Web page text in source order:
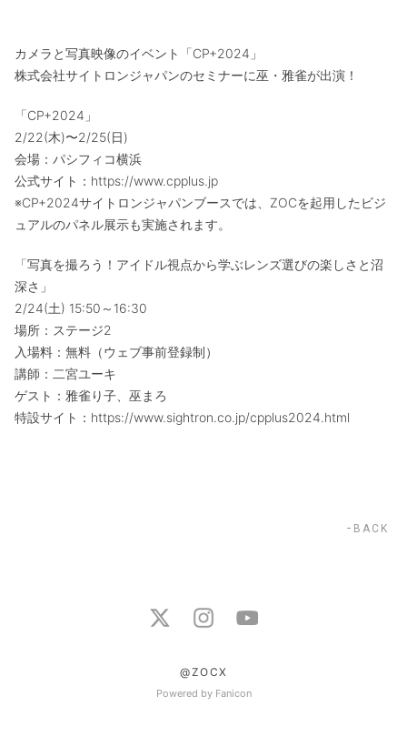
カメラと写真映像のイベント「CP+2024」
株式会社サイトロンジャパンのセミナーに巫・雅雀が出演！
「CP+2024」
2/22(木)〜2/25(日)
会場：パシフィコ横浜
公式サイト：https://www.cpplus.jp
※CP+2024サイトロンジャパンブースでは、ZOCを起用したビジ
ュアルのパネル展示も実施されます。
「写真を撮ろう！アイドル視点から学ぶレンズ選びの楽しさと沼
深さ」
2/24(土) 15:50～16:30
場所：ステージ2
入場料：無料（ウェブ事前登録制）
講師：二宮ユーキ
ゲスト：雅雀り子、巫まろ
特設サイト：https://www.sightron.co.jp/cpplus2024.html
BACK
@ZOCX
Powered by Fanicon